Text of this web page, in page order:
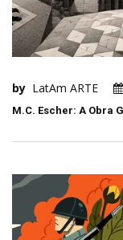
by LatAm ARTE
M.C. Escher: A Obra